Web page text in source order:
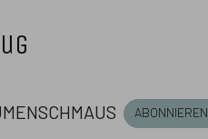
abonnieren